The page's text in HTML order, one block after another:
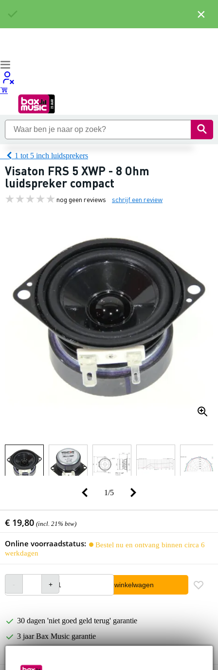
1 tot 5 inch luidsprekers
Visaton FRS 5 XWP - 8 Ohm
luidspreker compact
nog geen reviews schrijf een review
1/5
€ 19,80 (incl. 21% btw)
Online voorraadstatus:
Bestel nu en ontvang binnen circa 6
werkdagen
In winkelwagen
30 dagen 'niet goed geld terug' garantie
3 jaar Bax Music garantie
×